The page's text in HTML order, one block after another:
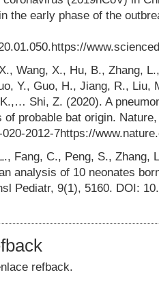
the early phase of the
Wang, X., Hu, B., Zhang,
Y., Guo, H., Jiang, R., Liu,
Shi, Z. (2020). A
of probable bat origin.
020-2012-7https://
Fang, C., Peng, S., Zhang,
analysis of 10 neonates
Pediatr, 9(1), 5160. DOI:
refback.